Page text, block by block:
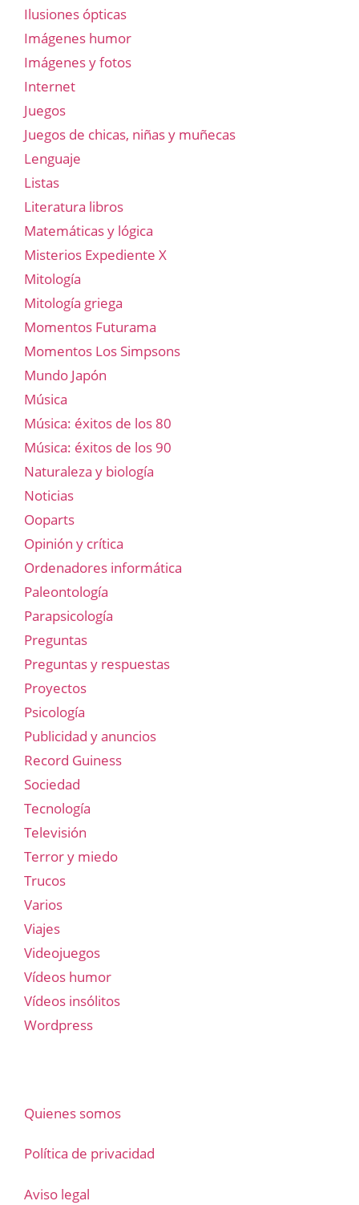
Ilusiones ópticas
Imágenes humor
Imágenes y fotos
Internet
Juegos
Juegos de chicas, niñas y muñecas
Lenguaje
Listas
Literatura libros
Matemáticas y lógica
Misterios Expediente X
Mitología
Mitología griega
Momentos Futurama
Momentos Los Simpsons
Mundo Japón
Música
Música: éxitos de los 80
Música: éxitos de los 90
Naturaleza y biología
Noticias
Ooparts
Opinión y crítica
Ordenadores informática
Paleontología
Parapsicología
Preguntas
Preguntas y respuestas
Proyectos
Psicología
Publicidad y anuncios
Record Guiness
Sociedad
Tecnología
Televisión
Terror y miedo
Trucos
Varios
Viajes
Videojuegos
Vídeos humor
Vídeos insólitos
Wordpress
Quienes somos
Política de privacidad
Aviso legal